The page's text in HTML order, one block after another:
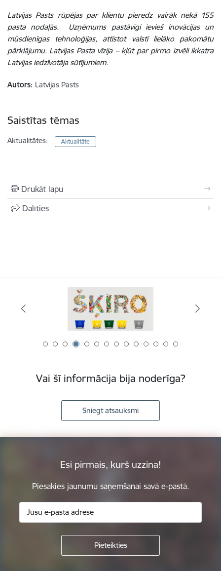
Latvijas Pasts rūpējas par klientu pieredz vairāk nekā 155
pasta nodaļās. Uzņēmums pastāvīgi ievieš inovācijas un
mūsdienīgas tehnoloģijas, attīstot valstī lielāko pakomātu
pārklājumu. Latvijas Pasta vīzija – kļūt par pirmo izvēli ikkatra
Latvijas iedzīvotāja sūtījumiem.
Autors: Latvijas Pasts
Saistītas tēmas
Aktualitātes: Aktualitāte
Drukāt lapu
Dalīties
Vai šī informācija bija noderīga?
Sniegt atsauksmi
Esi pirmais, kurš uzzina!
Piesakies jaunumu saņemšanai savā e-pastā.